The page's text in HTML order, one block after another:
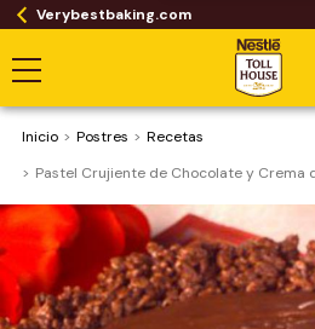
Verybestbaking.com
Inicio Postres
Recetas
Pastel Crujiente de Chocolate y Crema